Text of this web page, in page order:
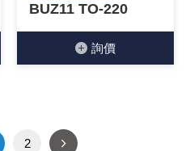
BUZ11 TO-220
詢價
2